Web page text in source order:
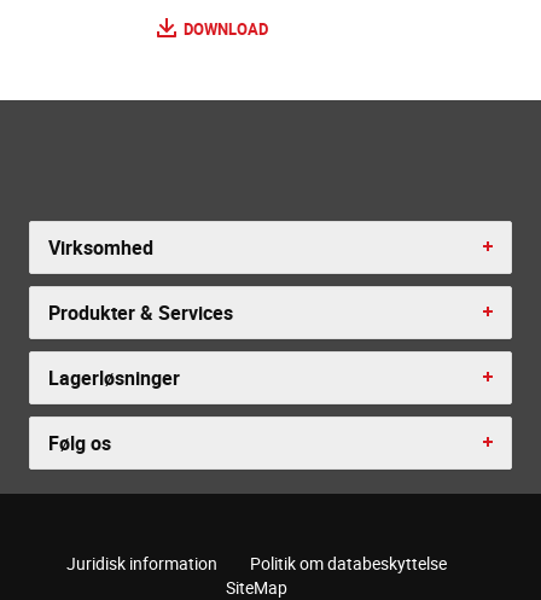
DOWNLOAD
Virksomhed
Produkter & Services
Lagerløsninger
Følg os
Juridisk information
Politik om databeskyttelse
SiteMap